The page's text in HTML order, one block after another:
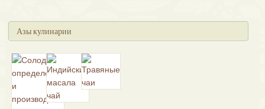
Азы кулинарии